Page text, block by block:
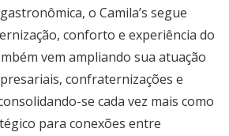
o Camila’s segue
conforto e experiência do
vem ampliando sua atuação
confraternizações e
se cada vez mais como
para conexões entre